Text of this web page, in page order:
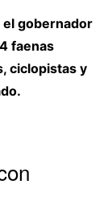
el gobernador
faenas
ciclopistas y